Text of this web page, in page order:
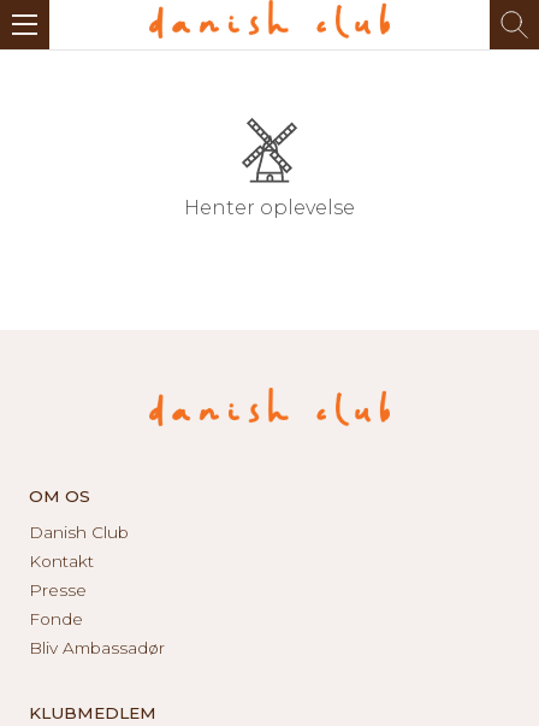
Henter oplevelse
OM OS
Danish Club
Kontakt
Presse
Fonde
Bliv Ambassadør
KLUBMEDLEM